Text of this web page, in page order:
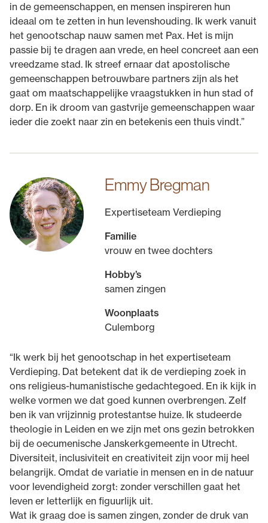
in de gemeenschappen, en mensen inspireren hun
ideaal om te zetten in hun levenshouding. Ik werk vanuit
het genootschap nauw samen met Pax. Het is mijn
passie bij te dragen aan vrede, en heel concreet aan een
vreedzame stad. Ik streef ernaar dat apostolische
gemeenschappen betrouwbare partners zijn als het
gaat om maatschappelijke vraagstukken in hun stad of
dorp. En ik droom van gastvrije gemeenschappen waar
ieder die zoekt naar zin en betekenis een thuis vindt.”
Emmy Bregman
Expertiseteam Verdieping
Familie
vrouw en twee dochters
Hobby’s
samen zingen
Woonplaats
Culemborg
“Ik werk bij het genootschap in het expertiseteam
Verdieping. Dat betekent dat ik de verdieping zoek in
ons religieus-humanistische gedachtegoed. En ik kijk in
welke vormen we dat goed kunnen overbrengen. Zelf
ben ik van vrijzinnig protestantse huize. Ik studeerde
theologie in Leiden en we zijn met ons gezin betrokken
bij de oecumenische Janskerkgemeente in Utrecht.
Diversiteit, inclusiviteit en creativiteit zijn voor mij heel
belangrijk. Omdat de variatie in mensen en in de natuur
voor levendigheid zorgt: zonder verschillen gaat het
leven er letterlijk en figuurlijk uit.
Wat ik graag doe is samen zingen, zonder de druk van